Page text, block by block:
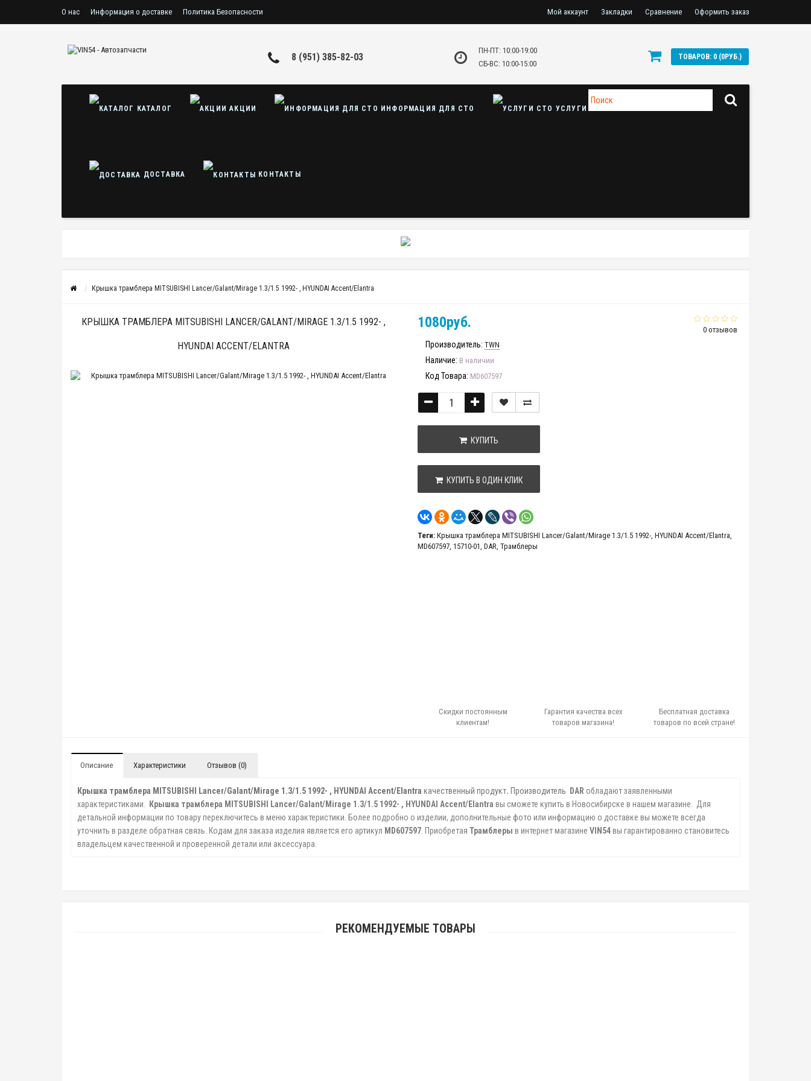
О нас Информация о доставке Политика Безопасности Мой аккаунт Закладки Сравнение Оформить заказ
8 (951) 385-82-03
ПН-ПТ: 10:00-19:00
СБ-ВС: 10:00-15:00
ТОВАРОВ: 0 (0РУБ.)
КАТАЛОГ АКЦИИ ИНФОРМАЦИЯ ДЛЯ СТО УСЛУГИ СТО
ДОСТАВКА КОНТАКТЫ
Крышка трамблера MITSUBISHI Lancer/Galant/Mirage 1.3/1.5 1992- , HYUNDAI Accent/Elantra
КРЫШКА ТРАМБЛЕРА MITSUBISHI LANCER/GALANT/MIRAGE 1.3/1.5 1992- ,
HYUNDAI ACCENT/ELANTRA
0 отзывов
1080руб.
Производитель: TWN
Наличие: В наличии
Код Товара: MD607597
КУПИТЬ
КУПИТЬ В ОДИН КЛИК
Теги: Крышка трамблера MITSUBISHI Lancer/Galant/Mirage 1.3/1.5 1992- HYUNDAI Accent/Elantra
MD607597 15710-01 DAR Трамблеры
Скидки постоянным
клиентам!
Гарантия качества всех
товаров магазина!
Бесплатная доставка
товаров по всей стране!
Описание Характеристики Отзывов (0)
Крышка трамблера MITSUBISHI Lancer/Galant/Mirage 1.3/1.5 1992- , HYUNDAI Accent/Elantra качественный продукт. Производитель DAR обладают заявленными
характеристиками.
Крышка трамблера MITSUBISHI Lancer/Galant/Mirage 1.3/1.5 1992- , HYUNDAI Accent/Elantra вы сможете купить в Новосибирске в нашем магазине. Для
детальной информации по товару переключитесь в меню характеристики. Более подробно о изделии, дополнительные фото или информацию о доставке вы можете всегда
уточнить в разделе обратная связь. Кодам для заказа изделия является его артикул MD607597 . Приобретая Трамблеры в интернет магазине VIN54вы гарантированно становитесь
владельцем качественной и проверенной детали или аксессуара.
РЕКОМЕНДУЕМЫЕ ТОВАРЫ